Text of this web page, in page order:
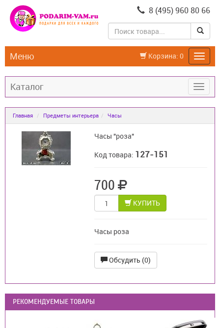
8 (495) 960 80 66
Корзина: 0
Меню
Каталог
Главная Предметы интерьера Часы
Часы "роза"
Код товара: 127-151
700
КУПИТЬ
Часы роза
Обсудить (0)
РЕКОМЕНДУЕМЫЕ ТОВАРЫ